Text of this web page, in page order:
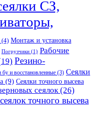
СЗ,
(4) Монтаж и установка
Погрузчики (1) Рабочие
Резино-
бу и восстановленные (3) Сеялки
(9) Сеялки точного высева
сеялок (26)
точного высева